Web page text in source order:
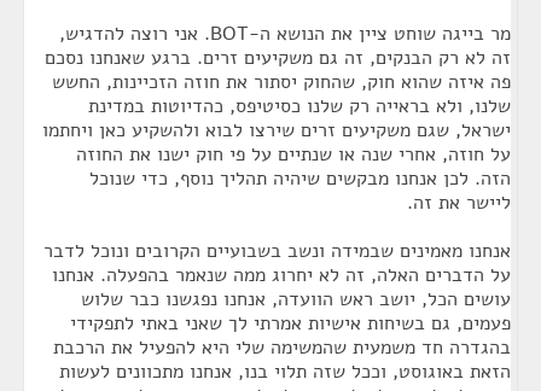
מר בייגה שוחט ציין את הנושא ה-BOT. אני רוצה להדגיש,
זה לא רק הבנקים, זה גם משקיעים זרים. ברגע שאנחנו נסכם
פה איזה שהוא חוק, שהחוק יסתור את חוזה הזכיינות, החשש
שלנו, ולא בראייה רק שלנו כסיטיפס, כהדיוטות במדינת
ישראל, שגם משקיעים זרים שירצו לבוא ולהשקיע כאן ויחתמו
על חוזה, אחרי שנה או שנתיים על פי חוק ישנו את החוזה
הזה. לכן אנחנו מבקשים שיהיה תהליך נוסף, כדי שנוכל
ליישר את זה.
אנחנו מאמינים שבמידה ונשב בשבועיים הקרובים ונוכל לדבר
על הדברים האלה, זה לא יחרוג ממה שנאמר בהפעלה. אנחנו
עושים הכל, יושב ראש הוועדה, אנחנו נפגשנו כבר שלוש
פעמים, גם בשיחות אישיות אמרתי לך שאני באתי לתפקידי
בהגדרה חד משמעית שהמשימה שלי היא להפעיל את הרכבת
הזאת באוגוסט, וככל שזה תלוי בנו, אנחנו מתכוונים לעשות